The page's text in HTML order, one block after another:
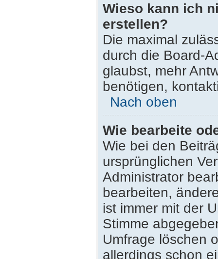
Wieso kann ich
erstellen?
Die maximal
durch die Board-
glaubst, mehr
benötigen,
Nach oben
Wie bearbeite
Wie bei den
ursprünglichen
Administrator
bearbeiten,
ist immer mit der
Stimme
Umfrage löschen
allerdings schon